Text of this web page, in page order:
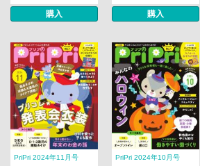
購入 購入
PriPri 2024年11月号 PriPri 2024年10月号